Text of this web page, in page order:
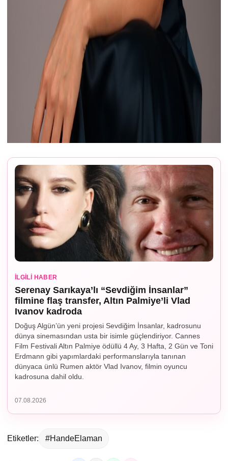
İLGILI HABER
Serenay Sarıkaya’lı “Sevdiğim İnsanlar”
filmine flaş transfer, Altın Palmiye’li Vlad
Ivanov kadroda
Doğuş Algün’ün yeni projesi Sevdiğim İnsanlar, kadrosunu
dünya sinemasından usta bir isimle güçlendiriyor. Cannes
Film Festivali Altın Palmiye ödüllü 4 Ay, 3 Hafta, 2 Gün ve Toni
Erdmann gibi yapımlardaki performanslarıyla tanınan
dünyaca ünlü Rumen aktör Vlad Ivanov, filmin oyuncu
kadrosuna dahil oldu.
07.08.2026
Etiketler: #HandeElaman